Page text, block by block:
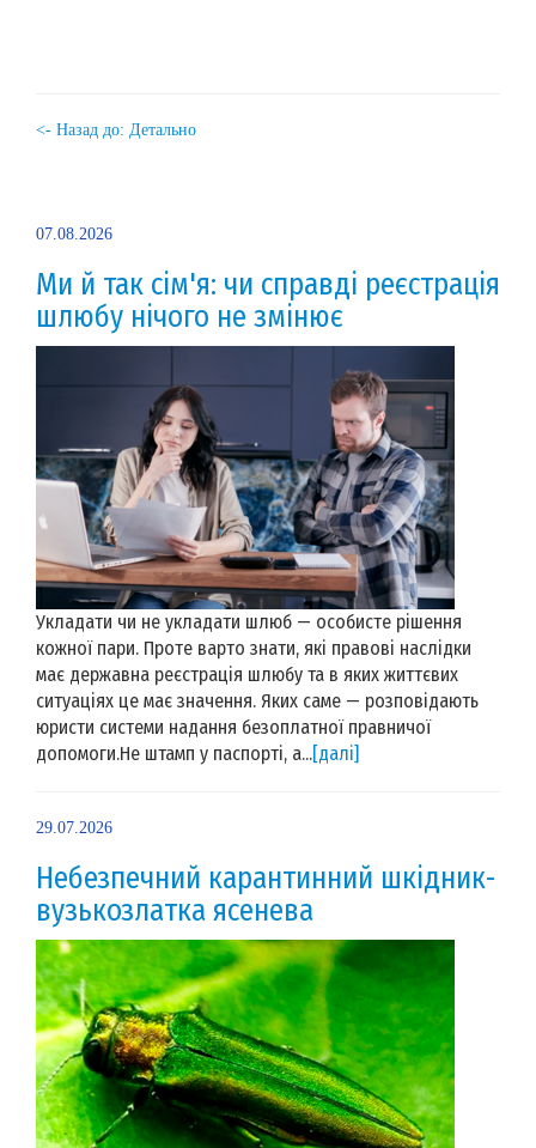
<- Назад до: Детально
07.08.2026
Ми й так сім'я: чи справді реєстрація
шлюбу нічого не змінює
Укладати чи не укладати шлюб — особисте рішення
кожної пари. Проте варто знати, які правові наслідки
має державна реєстрація шлюбу та в яких життєвих
ситуаціях це має значення. Яких саме — розповідають
юристи системи надання безоплатної правничої
допомоги.Не штамп у паспорті, а...[далі]
29.07.2026
Небезпечний карантинний шкідник-
вузькозлатка ясенева